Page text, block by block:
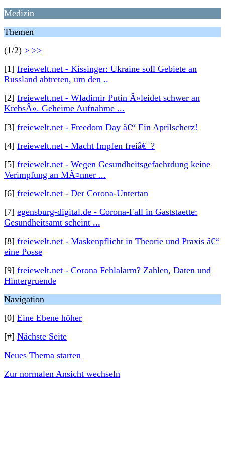
Medizin
Themen
(1/2) > >>
[1] freiewelt.net - Kissinger: Ukraine soll Gebiete an
Russland abtreten, um den ..
[2] freiewelt.net - Wladimir Putin Â»leidet schwer an
KrebsÂ«. Geheime Aufnahme ...
[3] freiewelt.net - Freedom Day â€“ Ein Aprilscherz!
[4] freiewelt.net - Macht Impfen freiâ€¯?
[5] freiewelt.net - Wegen Gesundheitsgefaehrdung keine
Verimpfung an MÃ¤nner ...
[6] freiewelt.net - Der Corona-Untertan
[7] egensburg-digital.de - Corona-Fall in Gaststaette:
Gesundheitsamt scheint ...
[8] freiewelt.net - Maskenpflicht in Theorie und Praxis â€“
eine Posse
[9] freiewelt.net - Corona Fehlalarm? Zahlen, Daten und
Hintergruende
Navigation
[0] Eine Ebene höher
[#] Nächste Seite
Neues Thema starten
Zur normalen Ansicht wechseln